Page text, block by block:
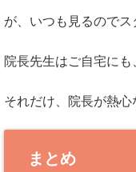
が、いつも見るのでス
院長先生はご自宅にも
それだけ、院長が熱心
まとめ